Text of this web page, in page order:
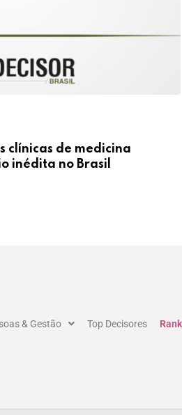
clínicas de medicina
inédita no Brasil
& Gestão Top Decisores